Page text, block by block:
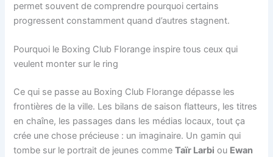
permet souvent de comprendre pourquoi certains
progressent constamment quand d’autres stagnent.
Pourquoi le Boxing Club Florange inspire tous ceux qui
veulent monter sur le ring
Ce qui se passe au Boxing Club Florange dépasse les
frontières de la ville. Les bilans de saison flatteurs, les titres
en chaîne, les passages dans les médias locaux, tout ça
crée une chose précieuse : un imaginaire. Un gamin qui
tombe sur le portrait de jeunes commeTaïr Larbi ou Ewan